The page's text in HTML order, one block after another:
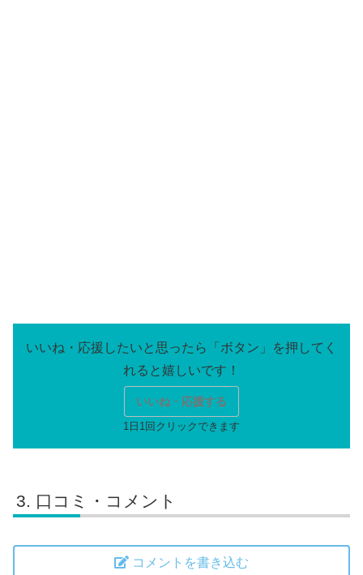
いいね・応援する
口コミ・コメント
コメントを書き込む